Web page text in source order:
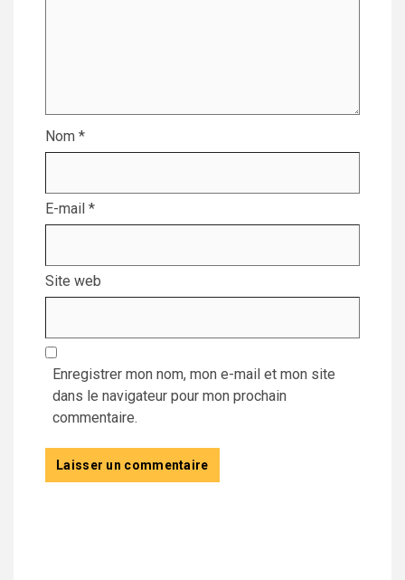
Nom *
E-mail *
Site web
Enregistrer mon nom, mon e-mail et mon site
dans le navigateur pour mon prochain
commentaire.